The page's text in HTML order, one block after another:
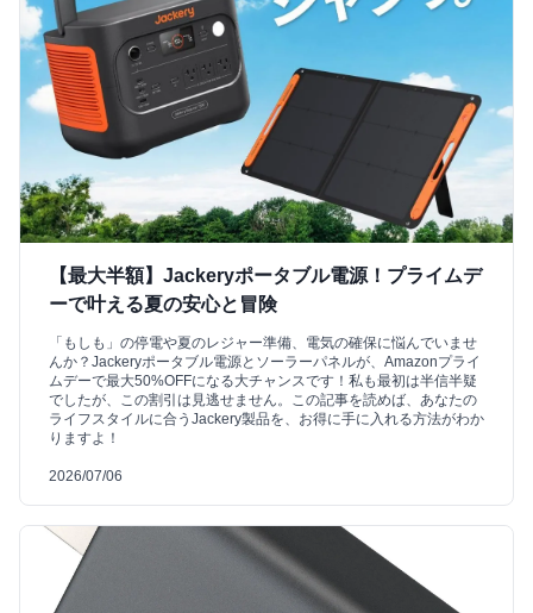
【最大半額】Jackeryポータブル電源！プライムデ
ーで叶える夏の安心と冒険
「もしも」の停電や夏のレジャー準備、電気の確保に悩んでいませ
んか？Jackeryポータブル電源とソーラーパネルが、Amazonプライ
ムデーで最大50%OFFになる大チャンスです！私も最初は半信半疑
でしたが、この割引は見逃せません。この記事を読めば、あなたの
ライフスタイルに合うJackery製品を、お得に手に入れる方法がわか
りますよ！
2026/07/06